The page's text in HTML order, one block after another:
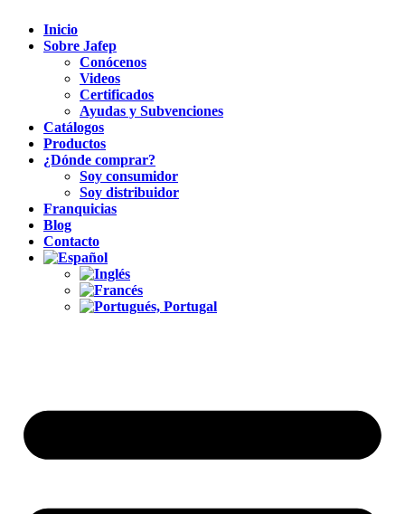
Inicio
Sobre Jafep
Conócenos
Videos
Certificados
Ayudas y Subvenciones
Catálogos
Productos
¿Dónde comprar?
Soy consumidor
Soy distribuidor
Franquicias
Blog
Contacto